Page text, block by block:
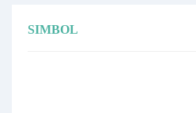
SIMBOL